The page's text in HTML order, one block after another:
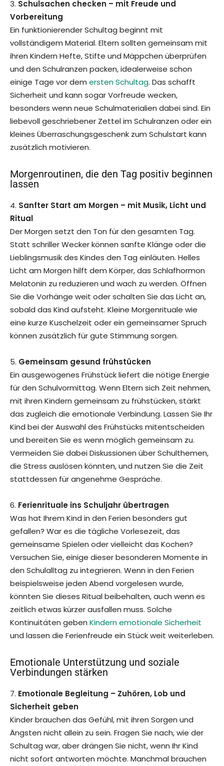
3. Schulsachen checken – mit Freude und
Vorbereitung
Ein funktionierender Schultag beginnt mit
vollständigem Material. Eltern sollten gemeinsam mit
ihren Kindern Hefte, Stifte und Mäppchen überprüfen
und den Schulranzen packen, idealerweise schon
einige Tage vor dem ersten Schultag. Das schafft
Sicherheit und kann sogar Vorfreude wecken,
besonders wenn neue Schulmaterialien dabei sind. Ein
liebevoll geschriebener Zettel im Schulranzen oder ein
kleines Überraschungsgeschenk zum Schulstart kann
zusätzlich motivieren.
Morgenroutinen, die den Tag positiv beginnen
lassen
4. Sanfter Start am Morgen – mit Musik, Licht und
Ritual
Der Morgen setzt den Ton für den gesamten Tag.
Statt schriller Wecker können sanfte Klänge oder die
Lieblingsmusik des Kindes den Tag einläuten. Helles
Licht am Morgen hilft dem Körper, das Schlafhormon
Melatonin zu reduzieren und wach zu werden. Öffnen
Sie die Vorhänge weit oder schalten Sie das Licht an,
sobald das Kind aufsteht. Kleine Morgenrituale wie
eine kurze Kuschelzeit oder ein gemeinsamer Spruch
können zusätzlich für gute Stimmung sorgen.
5. Gemeinsam gesund frühstücken
Ein ausgewogenes Frühstück liefert die nötige Energie
für den Schulvormittag. Wenn Eltern sich Zeit nehmen,
mit ihren Kindern gemeinsam zu frühstücken, stärkt
das zugleich die emotionale Verbindung. Lassen Sie Ihr
Kind bei der Auswahl des Frühstücks mitentscheiden
und bereiten Sie es wenn möglich gemeinsam zu.
Vermeiden Sie dabei Diskussionen über Schulthemen,
die Stress auslösen könnten, und nutzen Sie die Zeit
stattdessen für angenehme Gespräche.
6. Ferienrituale ins Schuljahr übertragen
Was hat Ihrem Kind in den Ferien besonders gut
gefallen? War es die tägliche Vorlesezeit, das
gemeinsame Spielen oder vielleicht das Kochen?
Versuchen Sie, einige dieser besonderen Momente in
den Schulalltag zu integrieren. Wenn in den Ferien
beispielsweise jeden Abend vorgelesen wurde,
könnten Sie dieses Ritual beibehalten, auch wenn es
zeitlich etwas kürzer ausfallen muss. Solche
Kontinuitäten geben Kindern emotionale Sicherheit
und lassen die Ferienfreude ein Stück weit weiterleben.
Emotionale Unterstützung und soziale
Verbindungen stärken
7. Emotionale Begleitung – Zuhören, Lob und
Sicherheit geben
Kinder brauchen das Gefühl, mit ihren Sorgen und
Ängsten nicht allein zu sein. Fragen Sie nach, wie der
Schultag war, aber drängen Sie nicht, wenn Ihr Kind
nicht sofort antworten möchte. Manchmal brauchen